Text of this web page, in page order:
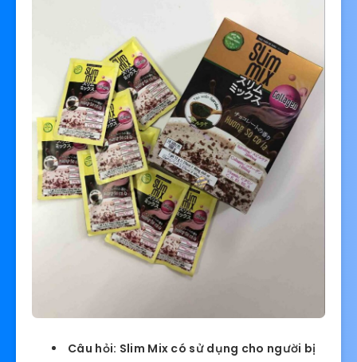
Câu hỏi: Slim Mix có sử dụng cho người bị